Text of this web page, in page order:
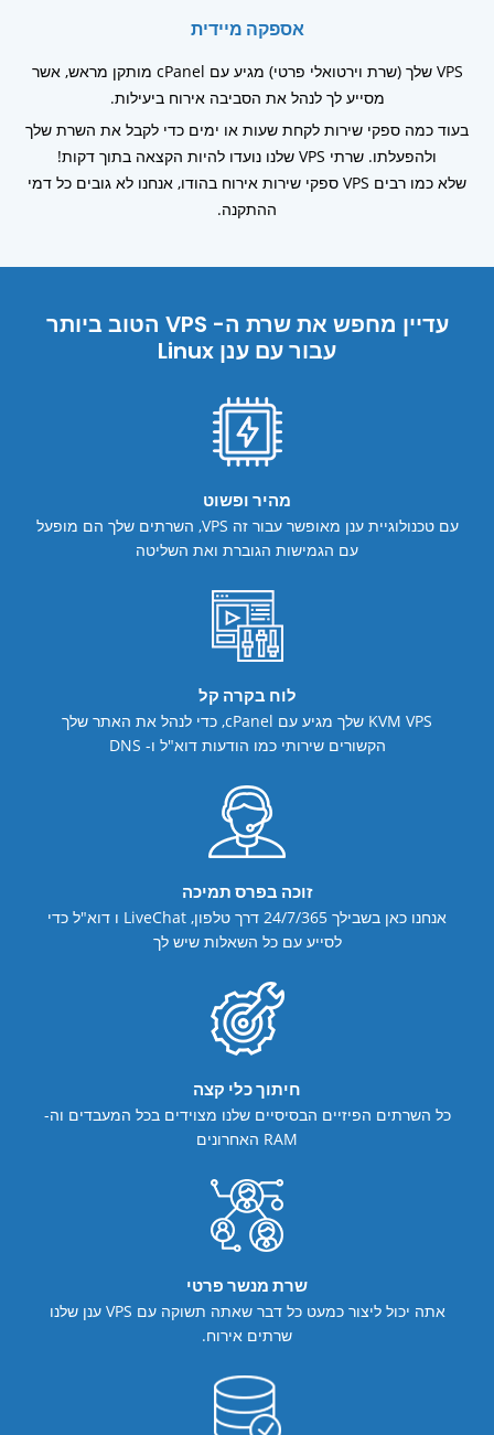
אספקה ​​מיידית
VPS שלך (שרת וירטואלי פרטי) מגיע עם cPanel מותקן מראש, אשר
מסייע לך לנהל את הסביבה אירוח ביעילות.
בעוד כמה ספקי שירות לקחת שעות או ימים כדי לקבל את השרת שלך
ולהפעלתו. שרתי VPS שלנו נועדו להיות הקצאה בתוך דקות!
שלא כמו רבים VPS ספקי שירות אירוח בהודו, אנחנו לא גובים כל דמי
ההתקנה.
עדיין מחפש את שרת ה- VPS הטוב ביותר
עבור עם ענן Linux
מהיר ופשוט
עם טכנולוגיית ענן מאופשר עבור זה
VPS, השרתים שלך הם מופעל
עם הגמישות הגוברת ואת השליטה
לוח בקרה קל
KVM VPS שלך מגיע עם cPanel, כדי לנהל את האתר שלך
הקשורים שירותיכמו הודעות דוא"ל ו- DNS
זוכה בפרס תמיכה
אנחנו כאן בשבילך 24/7/365 דרך
טלפון, LiveChat ו דוא"ל כדי
לסייעעם כל השאלות שיש לך
חיתוך כלי קצה
כל השרתים הפיזיים הבסיסיים שלנו מצוידים בכל המעבדים וה-
RAM האחרונים
שרת מנשר פרטי
אתה יכול ליצור כמעט כל דבר שאתה תשוקה עם VPS ענן שלנו
שרתים אירוח.